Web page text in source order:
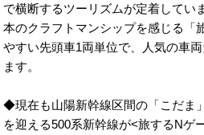
で横断するツーリズムが定着してい
本のクラフトマンシップを感じる「
やすい先頭車1両単位で、人気の車
ます。
◆現在も山陽新幹線区間の「こだま
を迎える500系新幹線が<旅するNゲ